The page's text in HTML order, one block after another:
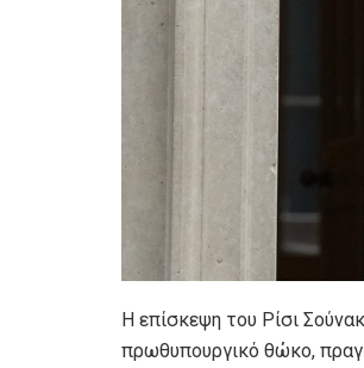
Η επίσκεψη του Ρίσι
πρωθυπουργικό θώκο,